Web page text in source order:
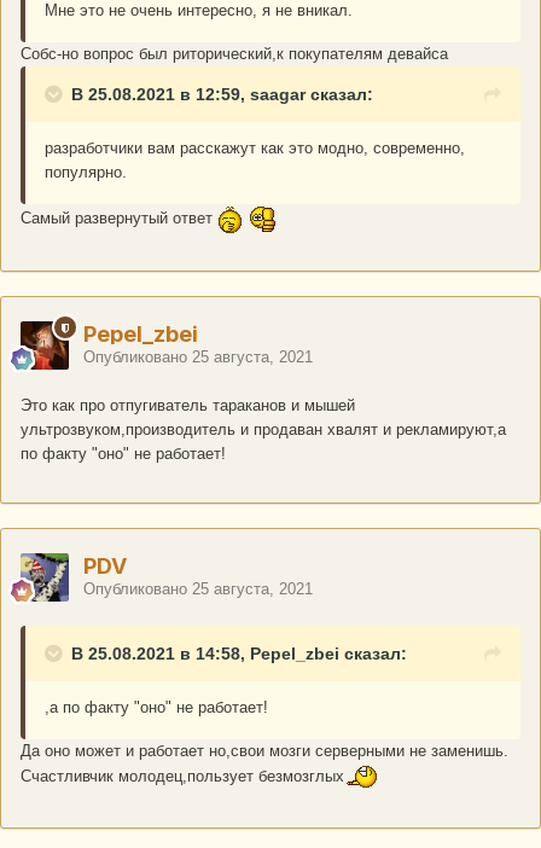
Мне это не очень интересно, я не вникал.
Собс-но вопрос был риторический,к покупателям девайса
В 25.08.2021 в 12:59, saagar сказал:
разработчики вам расскажут как это модно, современно,
популярно.
Самый развернутый ответ
Pepel_zbei
Опубликовано 25 августа, 2021
Это как про отпугиватель тараканов и мышей
ультрозвуком,производитель и продаван хвалят и рекламируют,а
по факту "оно" не работает!
PDV
Опубликовано 25 августа, 2021
В 25.08.2021 в 14:58, Pepel_zbei сказал:
,а по факту "оно" не работает!
Да оно может и работает но,свои мозги серверными не заменишь.
Счастливчик молодец,пользует безмозглых